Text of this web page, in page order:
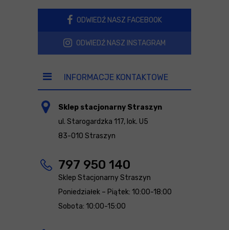
ODWIEDŹ NASZ FACEBOOK
ODWIEDŹ NASZ INSTAGRAM
INFORMACJE KONTAKTOWE
Sklep stacjonarny Straszyn
ul. Starogardzka 117, lok. U5
83-010 Straszyn
797 950 140
Sklep Stacjonarny Straszyn
Poniedziałek – Piątek: 10:00-18:00
Sobota: 10:00-15:00